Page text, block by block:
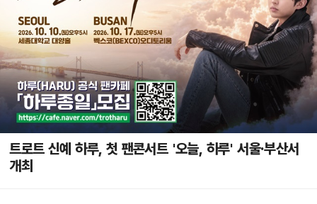
트로트 신예 하루, 첫 팬콘서트 '오늘, 하루' 서울·부산서
개최